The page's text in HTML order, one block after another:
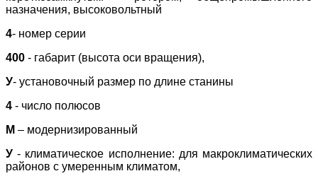
назначения, высоковольтный
4- номер серии
400 - габарит (высота оси вращения),
У- установочный размер по длине станины
4 - число полюсов
М – модернизированный
У - климатическое исполнение: для макроклиматических
районов с умеренным климатом,